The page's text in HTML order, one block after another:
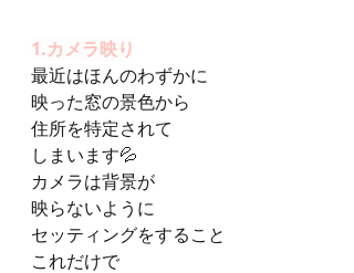
1.カメラ映り
最近はほんのわずかに
映った窓の景色から
住所を特定されて
しまいます💦
カメラは背景が
映らないように
セッティングをすること
これだけで